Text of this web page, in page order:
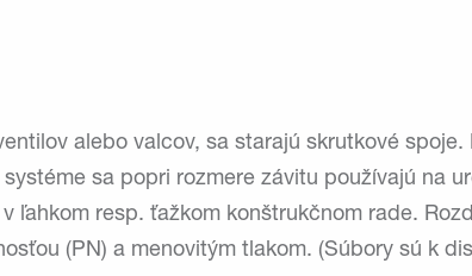
alebo valcov, sa starajú skrutkové spoje.
sa popri rozmere závitu používajú na
ľahkom resp. ťažkom konštrukčnom rade.
(PN) a menovitým tlakom. (Súbory sú k